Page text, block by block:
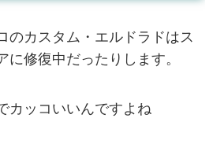
のカスタム・エルドラドはス
に修復中だったりします。
カッコいいんですよね